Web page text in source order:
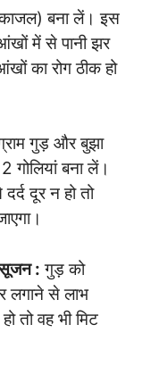
बना लें। इस
में से पानी झर
का रोग ठीक हो
गुड़ और बुझा
गोलियां बना लें।
दूर न हो तो
: गुड़ को
लगाने से लाभ
तो वह भी मिट